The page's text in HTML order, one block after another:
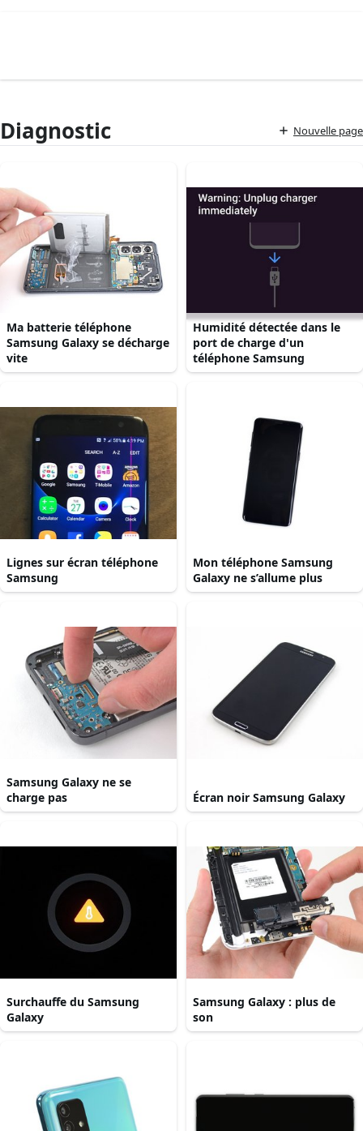
Diagnostic Nouvelle page
Ma batterie téléphone
Samsung Galaxy se décharge
vite
Humidité détectée dans le
port de charge d'un
téléphone Samsung
Lignes sur écran téléphone
Samsung
Mon téléphone Samsung
Galaxy ne s’allume plus
Samsung Galaxy ne se
charge pas
Écran noir Samsung Galaxy
Surchauffe du Samsung
Galaxy
Samsung Galaxy : plus de
son